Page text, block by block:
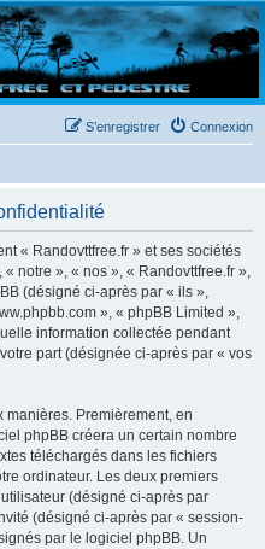
de Bretagne . Bonne navigation sur le site
Connexion
S’enregistrer
« Randovttfree.fr » et ses sociétés
notre », « nos », « Randovttfree.fr »,
(désigné ci-après par « ils »,
», « phpBB Limited »,
information collectée pendant
part (désignée ci-après par « vos
manières. Premièrement, en
phpBB créera un certain nombre
téléchargés dans les fichiers
ordinateur. Les deux premiers
(désigné ci-après par
(désigné ci-après par « session-
par le logiciel phpBB. Un